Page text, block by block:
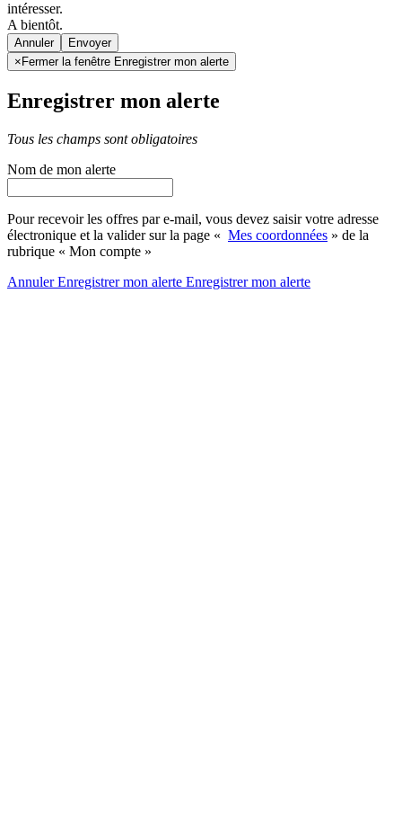
intéresser.
A bientôt.
Annuler
× Fermer la fenêtre Enregistrer mon alerte
Enregistrer mon alerte
Tous les champs sont obligatoires
Nom de mon alerte
Pour recevoir les offres par e-mail, vous devez saisir votre adresse
électronique et la valider sur la page « Mes coordonnées » de la
rubrique « Mon compte »
AnnulerEnregistrer mon alerte Enregistrermon alerte